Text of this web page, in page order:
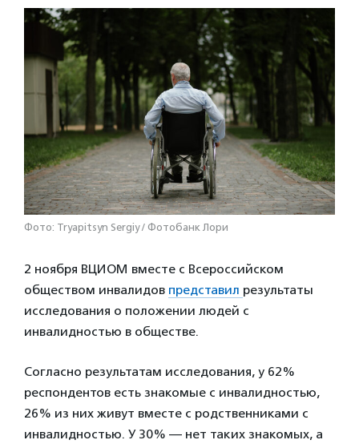
Фото: Tryapitsyn Sergiy / Фотобанк Лори
2 ноября ВЦИОМ вместе с Всероссийском
обществом инвалидов представил результаты
исследования о положении людей с
инвалидностью в обществе.
Согласно результатам исследования, у 62%
респондентов есть знакомые с инвалидностью,
26% из них живут вместе с родственниками с
инвалидностью. У 30% — нет таких знакомых, а